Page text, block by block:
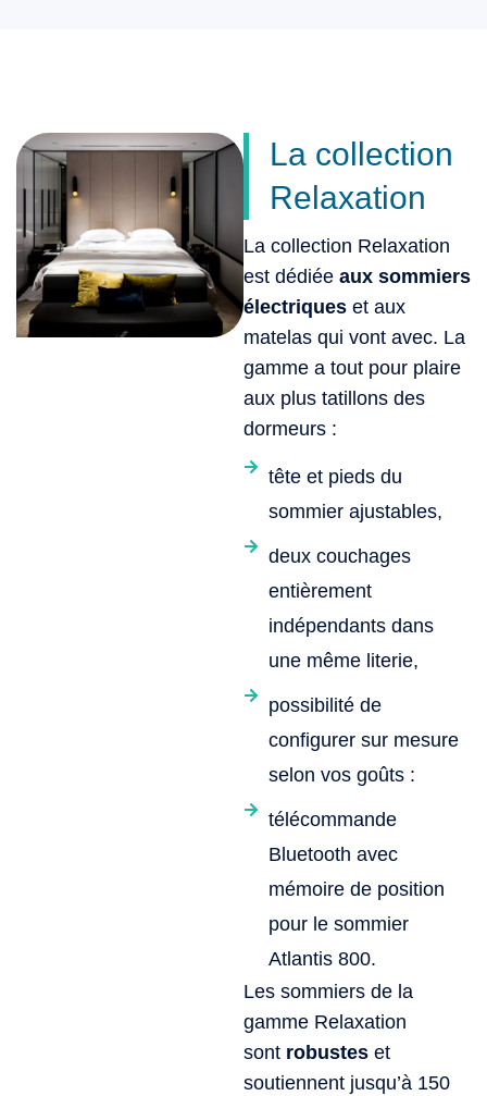
La collection
Relaxation
La collection Relaxation
est dédiée aux sommiers
électriques et aux
matelas qui vont avec. La
gamme a tout pour plaire
aux plus tatillons des
dormeurs :
tête et pieds du
sommier ajustables,
deux couchages
entièrement
indépendants dans
une même literie,
possibilité de
configurer sur mesure
selon vos goûts :
télécommande
Bluetooth avec
mémoire de position
pour le sommier
Atlantis 800.
Les sommiers de la
gamme Relaxation
sont robustes et
soutiennent jusqu’à 150